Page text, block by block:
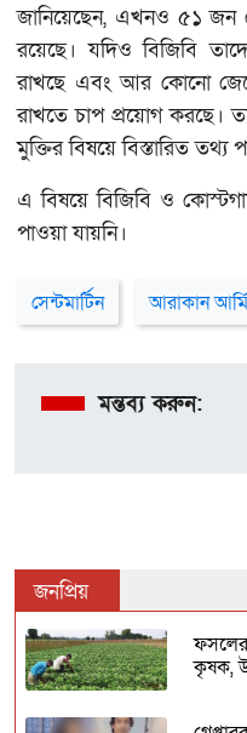
জানিয়েছেন, এখনও ৫১ জন
রয়েছে। যদিও বিজিবি
রাখছে এবং আর কোনো
রাখতে চাপ প্রয়োগ করছে।
মুক্তির বিষয়ে বিস্তারিত তথ্য
এ বিষয়ে বিজিবি ও
পাওয়া যায়নি।
সেন্টমার্টিন আরাকান আর্মি
মন্তব্য করুন:
জনপ্রিয়
ফসলের
কৃষক,